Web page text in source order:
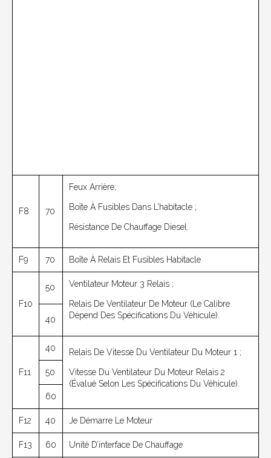
F8 70
Feux Arrière;
Boîte À Fusibles Dans L’habitacle ;
Résistance De Chauffage Diesel.
F9 70 Boîte À Relais Et Fusibles Habitacle
F10
50 Ventilateur Moteur 3 Relais ;
Relais De Ventilateur De Moteur (le Calibre
Dépend Des Spécifications Du Véhicule).
40
F11
40 Relais De Vitesse Du Ventilateur Du Moteur 1 ;
Vitesse Du Ventilateur Du Moteur Relais 2
(évalué Selon Les Spécifications Du Véhicule).
50
60
F12 40 Je Démarre Le Moteur
F13 60 Unité D’interface De Chauffage